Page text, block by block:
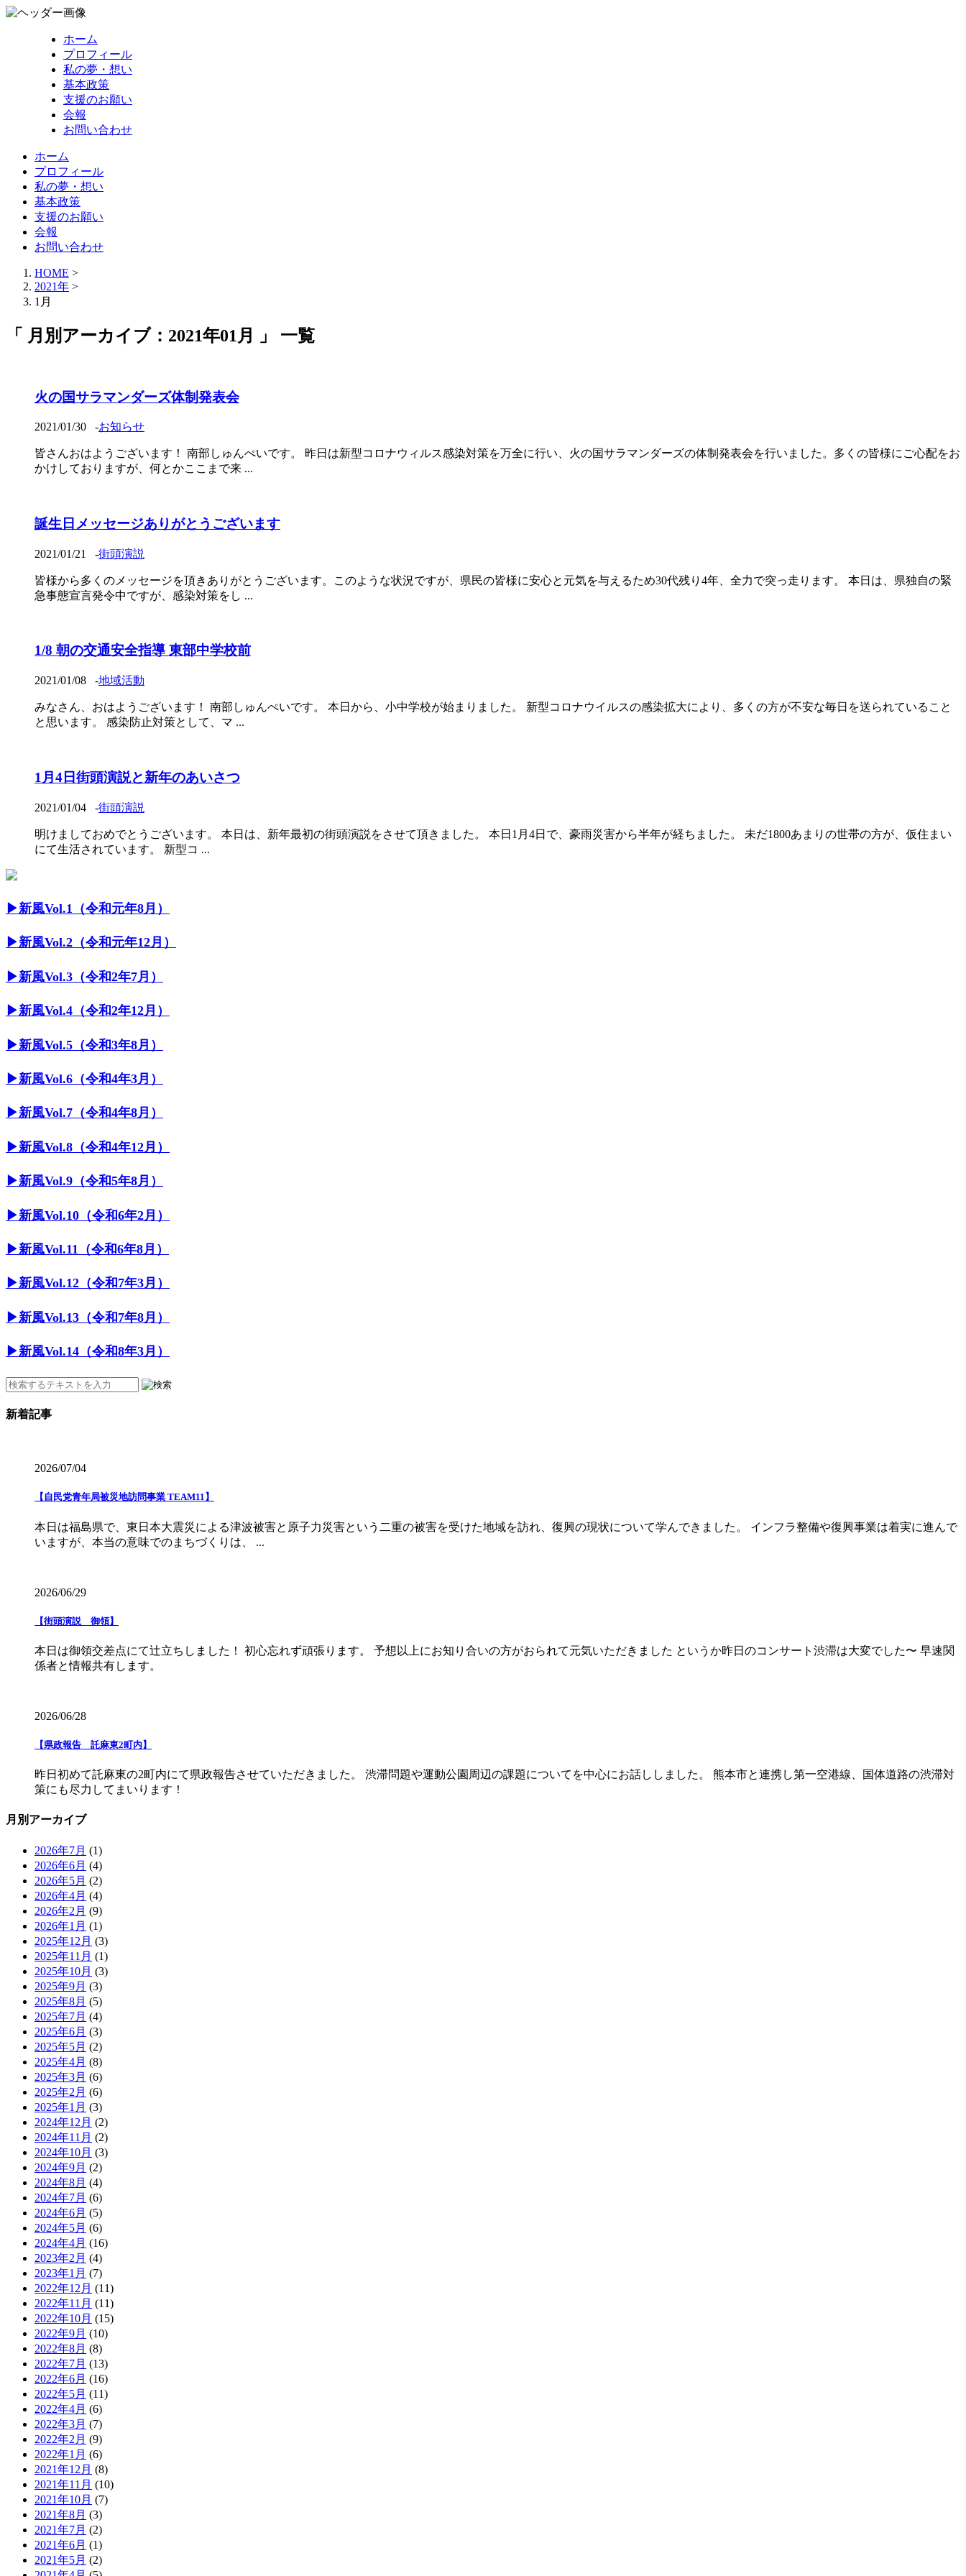
ホーム
プロフィール
私の夢・想い
基本政策
支援のお願い
会報
お問い合わせ
ホーム
プロフィール
私の夢・想い
基本政策
支援のお願い
会報
お問い合わせ
HOME >
2021年 >
1月
「 月別アーカイブ：2021年01月 」 一覧
火の国サラマンダーズ体制発表会
2021/01/30 -お知らせ
皆さんおはようございます！ 南部しゅんぺいです。 昨日は新型コロナウィルス感染対策を万全に行い、火の国サラマンダーズの体制発表会を行いました。多くの皆様にご心配をお
かけしておりますが、何とかここまで来 ...
誕生日メッセージありがとうございます
2021/01/21 -街頭演説
皆様から多くのメッセージを頂きありがとうございます。このような状況ですが、県民の皆様に安心と元気を与えるため30代残り4年、全力で突っ走ります。 本日は、県独自の緊
急事態宣言発令中ですが、感染対策をし ...
1/8 朝の交通安全指導 東部中学校前
2021/01/08 -地域活動
みなさん、おはようございます！ 南部しゅんぺいです。 本日から、小中学校が始まりました。 新型コロナウイルスの感染拡大により、多くの方が不安な毎日を送られていること
と思います。 感染防止対策として、マ ...
1月4日街頭演説と新年のあいさつ
2021/01/04 -街頭演説
明けましておめでとうございます。 本日は、新年最初の街頭演説をさせて頂きました。 本日1月4日で、豪雨災害から半年が経ちました。 未だ1800あまりの世帯の方が、仮住まい
にて生活されています。 新型コ ...
▶︎新風Vol.1（令和元年8月）
▶︎新風Vol.2（令和元年12月）
▶︎新風Vol.3（令和2年7月）
▶︎新風Vol.4（令和2年12月）
▶︎新風Vol.5（令和3年8月）
▶︎新風Vol.6（令和4年3月）
▶︎新風Vol.7（令和4年8月）
▶︎新風Vol.8（令和4年12月）
▶︎新風Vol.9（令和5年8月）
▶︎新風Vol.10（令和6年2月）
▶︎新風Vol.11（令和6年8月）
▶︎新風Vol.12（令和7年3月）
▶︎新風Vol.13（令和7年8月）
▶︎新風Vol.14（令和8年3月）
新着記事
2026/07/04
【自民党青年局被災地訪問事業 TEAM11】
本日は福島県で、東日本大震災による津波被害と原子力災害という二重の被害を受けた地域を訪れ、復興の現状について学んできました。 インフラ整備や復興事業は着実に進んで
いますが、本当の意味でのまちづくりは、 ...
2026/06/29
【街頭演説 御領】
本日は御領交差点にて辻立ちしました！ 初心忘れず頑張ります。 予想以上にお知り合いの方がおられて元気いただきました というか昨日のコンサート渋滞は大変でした〜 早速関
係者と情報共有します。
2026/06/28
【県政報告 託麻東2町内】
昨日初めて託麻東の2町内にて県政報告させていただきました。 渋滞問題や運動公園周辺の課題についてを中心にお話ししました。 熊本市と連携し第一空港線、国体道路の渋滞対
策にも尽力してまいります！
月別アーカイブ
2026年7月 (1)
2026年6月 (4)
2026年5月 (2)
2026年4月 (4)
2026年2月 (9)
2026年1月 (1)
2025年12月 (3)
2025年11月 (1)
2025年10月 (3)
2025年9月 (3)
2025年8月 (5)
2025年7月 (4)
2025年6月 (3)
2025年5月 (2)
2025年4月 (8)
2025年3月 (6)
2025年2月 (6)
2025年1月 (3)
2024年12月 (2)
2024年11月 (2)
2024年10月 (3)
2024年9月 (2)
2024年8月 (4)
2024年7月 (6)
2024年6月 (5)
2024年5月 (6)
2024年4月 (16)
2023年2月 (4)
2023年1月 (7)
2022年12月 (11)
2022年11月 (11)
2022年10月 (15)
2022年9月 (10)
2022年8月 (8)
2022年7月 (13)
2022年6月 (16)
2022年5月 (11)
2022年4月 (6)
2022年3月 (7)
2022年2月 (9)
2022年1月 (6)
2021年12月 (8)
2021年11月 (10)
2021年10月 (7)
2021年8月 (3)
2021年7月 (2)
2021年6月 (1)
2021年5月 (2)